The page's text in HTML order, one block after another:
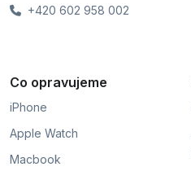
+420 602 958 002
Co opravujeme
iPhone
Apple Watch
Macbook